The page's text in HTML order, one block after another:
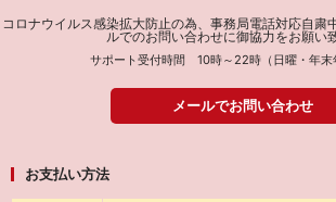
コロナウイルス感染拡大防止の為、事務局電話対応自粛
ルでのお問い合わせに御協力をお願い
サポート受付時間 10時～22時（日曜・年末
メールでお問い合わせ
お支払い方法